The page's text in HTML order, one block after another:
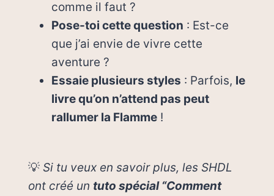
comme il faut ?
Pose-toi cette question : Est-ce
que j’ai envie de vivre cette
aventure ?
Essaie plusieurs styles : Parfois, le
livre qu’on n’attend pas peut
rallumer la Flamme !
💡 Si tu veux en savoir plus, les SHDL
ont créé un tuto spécial “Comment